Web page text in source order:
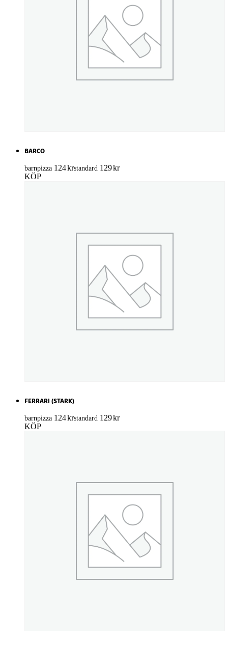
BARCO
barnpizza 124krstandard 129kr
KÖP
FERRARI (STARK)
barnpizza 124krstandard 129kr
KÖP